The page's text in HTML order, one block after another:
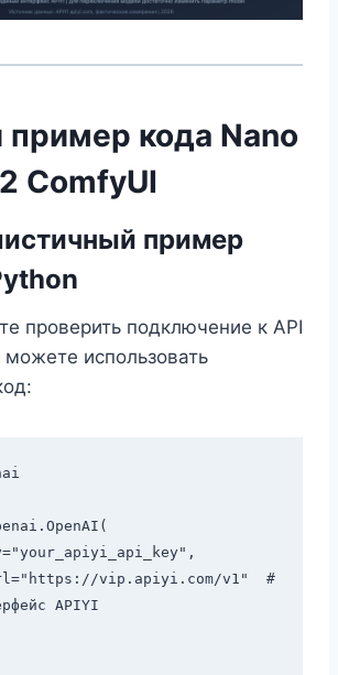
кода Nano
ComfyUI
пример
проверить подключение к API
использовать
APIYI